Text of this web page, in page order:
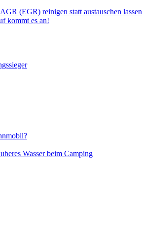
(EGR) reinigen statt austauschen lassen
kommt es an!
Wasser beim Camping